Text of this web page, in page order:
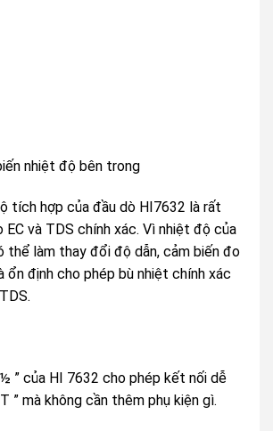
nhiệt độ bên trong
tích hợp của đầu dò HI7632 là rất
và TDS chính xác. Vì nhiệt độ của
thể làm thay đổi độ dẫn, cảm biến đo
ổn định cho phép bù nhiệt chính xác
” của HI 7632 cho phép kết nối dễ
” mà không cần thêm phụ kiện gì.